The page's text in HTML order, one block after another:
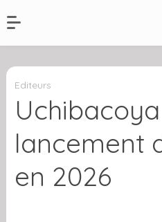
Editeurs
lancement
en 2026